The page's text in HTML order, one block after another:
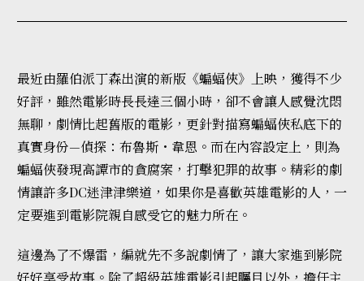
最近由羅伯派丁森出演的新版《蝙蝠俠》上映，獲得不少
好評，雖然電影時長長達三個小時，卻不會讓人感覺沈悶
無聊，劇情比起舊版的電影，更針對描寫蝙蝠俠私底下的
真實身份—偵探：布魯斯・韋恩。而在內容設定上，則為
蝙蝠俠發現高譚市的貪腐案，打擊犯罪的故事。精彩的劇
情讓許多DC迷津津樂道，如果你是喜歡英雄電影的人，一
定要進到電影院親自感受它的魅力所在。
這邊為了不爆雷，編就先不多說劇情了，讓大家進到影院
好好享受故事。除了超級英雄電影引起矚目以外，擔任主